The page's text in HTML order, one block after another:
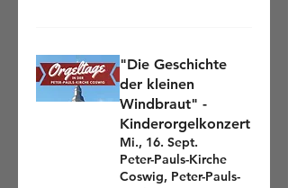
"Die Geschichte
der kleinen
Windbraut" -
Kinderorgelkonzert
Mi., 16. Sept.
Peter-Pauls-Kirche
Coswig, Peter-Pauls-